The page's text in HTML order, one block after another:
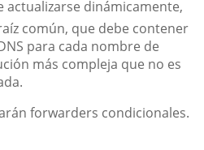
actualizarse dinámicamente,
común, que debe contener
para cada nombre de
más compleja que no es
forwarders condicionales.